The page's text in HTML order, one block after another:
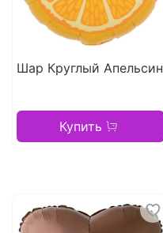
Шар Круглый Апельсин
Купить